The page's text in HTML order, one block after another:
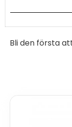
Bli den första